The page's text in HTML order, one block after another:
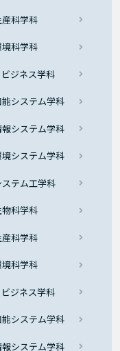
科学科
科学科
ジネス学科
システム学科
システム学科
システム学科
テム工学科
科学科
科学科
科学科
ジネス学科
システム学科
システム学科